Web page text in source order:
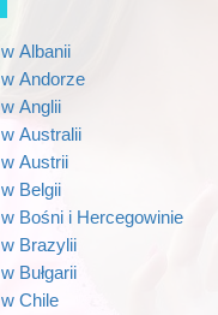
w Albanii
w Andorze
w Anglii
w Australii
w Austrii
w Belgii
w Bośni i Hercegowinie
w Brazylii
w Bułgarii
w Chile